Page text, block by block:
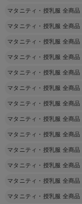
マタニティ・授乳服 全商品
マタニティ・授乳服 全商品
マタニティ・授乳服 全商品
マタニティ・授乳服 全商品
マタニティ・授乳服 全商品
マタニティ・授乳服 全商品
マタニティ・授乳服 全商品
マタニティ・授乳服 全商品
マタニティ・授乳服 全商品
マタニティ・授乳服 全商品
マタニティ・授乳服 全商品
マタニティ・授乳服 全商品
マタニティ・授乳服 全商品